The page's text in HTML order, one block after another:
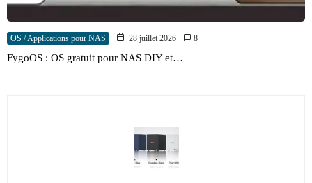
OS / Applications pour NAS 28 juillet 2026 8
FygoOS : OS gratuit pour NAS DIY et…